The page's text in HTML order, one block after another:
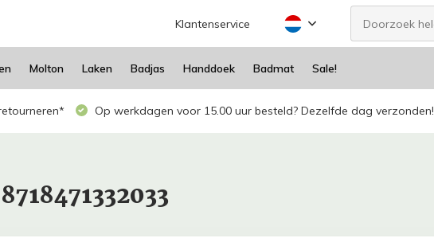
Klantenservice
Molton Laken Badjas Handdoek Badmat Sale!
Op werkdagen voor 15.00 uur besteld? Dezelfde dag verzonden!